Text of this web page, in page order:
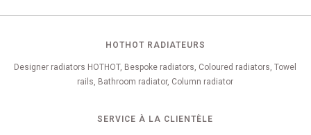
HOTHOT RADIATEURS
Designer radiators HOTHOT, Bespoke radiators, Coloured radiators, Towel
rails, Bathroom radiator, Column radiator
SERVICE À LA CLIENTÈLE